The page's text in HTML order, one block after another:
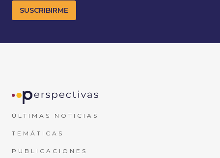
ÚLTIMAS NOTICIAS
TEMÁTICAS
PUBLICACIONES